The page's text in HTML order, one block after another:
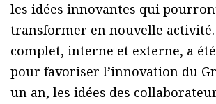
les idées innovantes qui
transformer en nouvelle
complet, interne et externe, a
pour favoriser l’innovation du
un an, les idées des